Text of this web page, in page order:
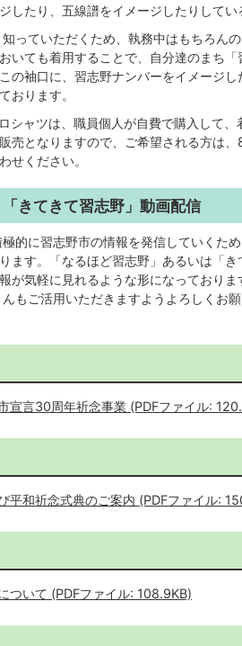
したり、五線譜をイメージしたりしてい
っていただくため、執務中はもちろん
いても着用することで、自分達のまち
の袖口に、習志野ナンバーをイメージ
おります。
シャツは、職員個人が自費で購入して
売となりますので、ご希望される方は
せください。
「きてきて習志野」動画配信
的に習志野市の情報を発信していくた
ます。「なるほど習志野」あるいは「
が気軽に見れるような形になっておりま
もご活用いただきますようよろしくお
宣言30周年祈念事業 (PDFファイル:
平和祈念式典のご案内 (PDFファイル:
ついて (PDFファイル: 108.9KB)